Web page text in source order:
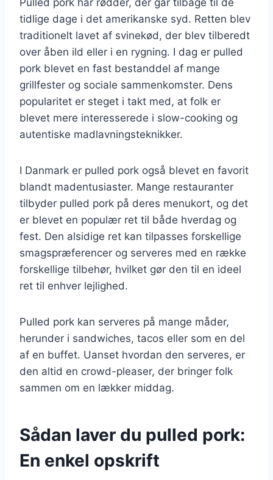
tidlige dage i det amerikanske syd. Retten blev
traditionelt lavet af svinekød, der blev tilberedt
over åben ild eller i en rygning. I dag er pulled
pork blevet en fast bestanddel af mange
grillfester og sociale sammenkomster. Dens
popularitet er steget i takt med, at folk er
blevet mere interesserede i slow-cooking og
autentiske madlavningsteknikker.
I Danmark er pulled pork også blevet en favorit
blandt madentusiaster. Mange restauranter
tilbyder pulled pork på deres menukort, og det
er blevet en populær ret til både hverdag og
fest. Den alsidige ret kan tilpasses forskellige
smagspræferencer og serveres med en række
forskellige tilbehør, hvilket gør den til en ideel
ret til enhver lejlighed.
Pulled pork kan serveres på mange måder,
herunder i sandwiches, tacos eller som en del
af en buffet. Uanset hvordan den serveres, er
den altid en crowd-pleaser, der bringer folk
sammen om en lækker middag.
Sådan laver du pulled pork:
En enkel opskrift